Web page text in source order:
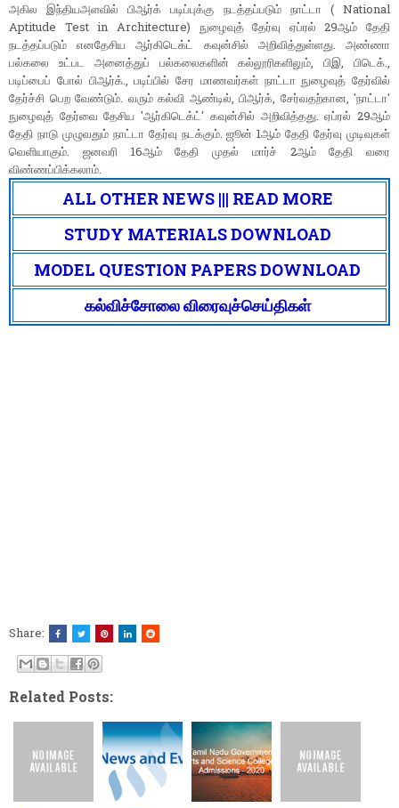
அகில இந்தியஅளவில் பிஆர்க் படிப்புக்கு நடத்தப்படும் நாட்டா ( National
Aptitude Test in Architecture) நுழைவுத் தேர்வு ஏப்ரல் 29ஆம் தேதி
நடத்தப்படும் எனதேசிய ஆர்கிடெக்ட் கவுன்சில் அறிவித்துள்ளது. அண்ணா
பல்கலை உட்பட அனைத்துப் பல்கலைகளின் கல்லூரிகளிலும், பிஇ, பிடெக்.,
படிப்பைப் போல் பிஆர்க்., படிப்பில் சேர மாணவர்கள் நாட்டா நுழைவுத் தேர்வில்
தேர்ச்சி பெற வேண்டும். வரும் கல்வி ஆண்டில், பிஆர்க், சேர்வதற்கான, 'நாட்டா'
நுழைவுத் தேர்வை தேசிய 'ஆர்கிடெக்ட்' கவுன்சில் அறிவித்தது. ஏப்ரல் 29ஆம்
தேதி நாடு முழுவதும் நாட்டா தேர்வு நடக்கும். ஜூன் 1ஆம் தேதி தேர்வு முடிவுகள்
வெளியாகும். ஜனவரி 16ஆம் தேதி முதல் மார்ச் 2ஆம் தேதி வரை
விண்ணப்பிக்கலாம்.
ALL OTHER NEWS ||| READ MORE
STUDY MATERIALS DOWNLOAD
MODEL QUESTION PAPERS DOWNLOAD
கல்விச்சோலை விரைவுச்செய்திகள்
Share:
Related Posts: